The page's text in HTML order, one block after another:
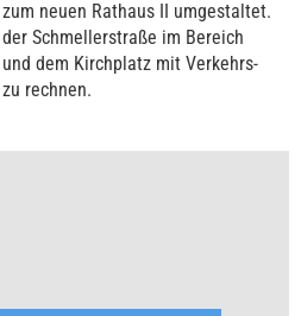
neuen Rathaus II umgestaltet.
Schmellerstraße im Bereich
dem Kirchplatz mit Verkehrs-
zu rechnen.